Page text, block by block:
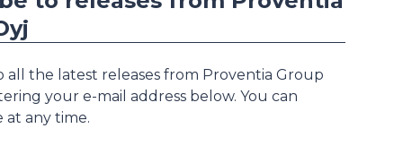
all the latest releases from Proventia Group
your e-mail address below. You can
at any time.